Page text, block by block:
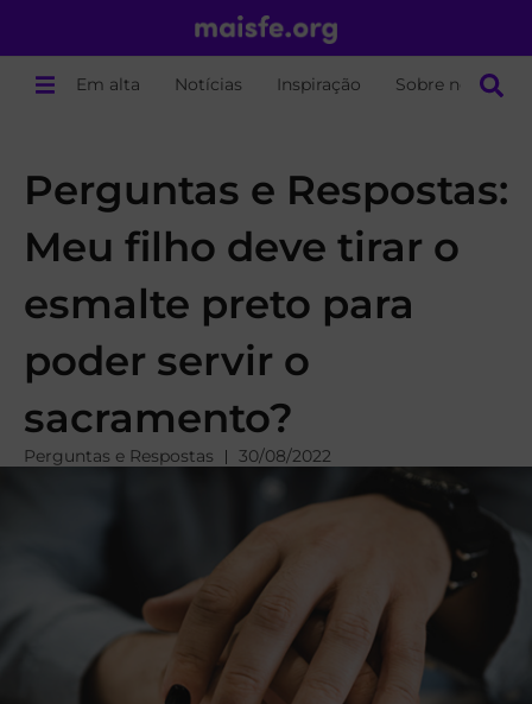
Em alta Notícias Inspiração Sobre nós
Perguntas e Respostas:
Meu filho deve tirar o
esmalte preto para
poder servir o
sacramento?
Perguntas e Respostas 30/08/2022